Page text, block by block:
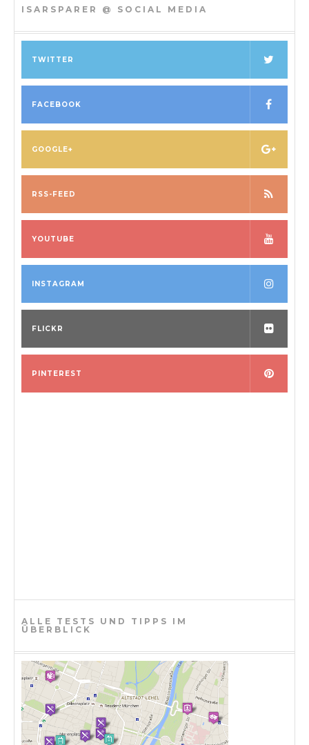
ISARSPARER @ SOCIAL MEDIA
TWITTER
FACEBOOK
GOOGLE+
RSS-FEED
YOUTUBE
INSTAGRAM
FLICKR
PINTEREST
ALLE TESTS UND TIPPS IM
ÜBERBLICK